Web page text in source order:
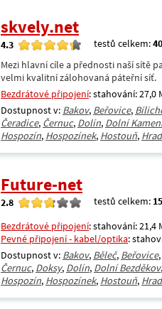
skvely.net
4.3 testů celkem:
Mezi hlavní cíle a přednosti naší sítě
velmi kvalitní zálohovaná páteřní síť.
Bezdrátové připojení: stahování: 27,0
Dostupnost v: Bakov, Beřovice,
Čeradice, Černuc, Dolín, Dolní
Hospozín, Hospozínek, Hostouň,
Future-net
2.8 testů celkem: 15
Bezdrátové připojení: stahování: 21,4
Pevné připojení - kabel/optika:
Dostupnost v: Bakov, Běleč, Beřovice,
Černuc, Doksy, Dolín, Dolní Bezděkov,
Hospozín, Hospozínek, Hostouň,